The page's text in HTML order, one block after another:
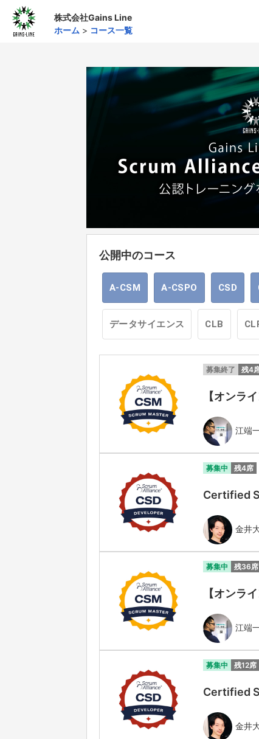
株式会社Gains Line
ホーム > コース一覧
公開中のコース
A-CSM A-CSPO CSD
データサイエンス CLB
募集終了 残4
【オンラ
江端
募集中 残4席
Certified
金井
募集中 残36席
【オンラ
江端
募集中 残12席
Certified
金井